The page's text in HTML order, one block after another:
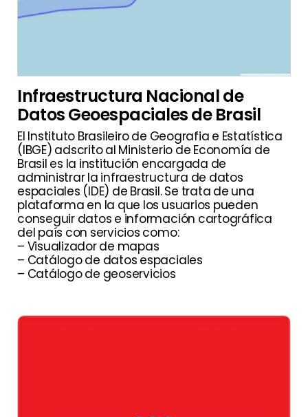
Infraestructura Nacional de
Datos Geoespaciales de Brasil
El Instituto Brasileiro de Geografia e Estatística
(IBGE) adscrito al Ministerio de Economía de
Brasil es la institución encargada de
administrar la infraestructura de datos
espaciales (IDE) de Brasil. Se trata de una
plataforma en la que los usuarios pueden
conseguir datos e información cartográfica
del país con servicios como:
– Visualizador de mapas
– Catálogo de datos espaciales
– Catálogo de geoservicios